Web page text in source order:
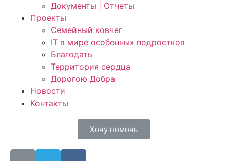
Документы | Отчеты
Проекты
Семейный ковчег
IT в мире особенных подростков
Благодать
Территория сердца
Дорогою Добра
Новости
Контакты
Хочу помочь